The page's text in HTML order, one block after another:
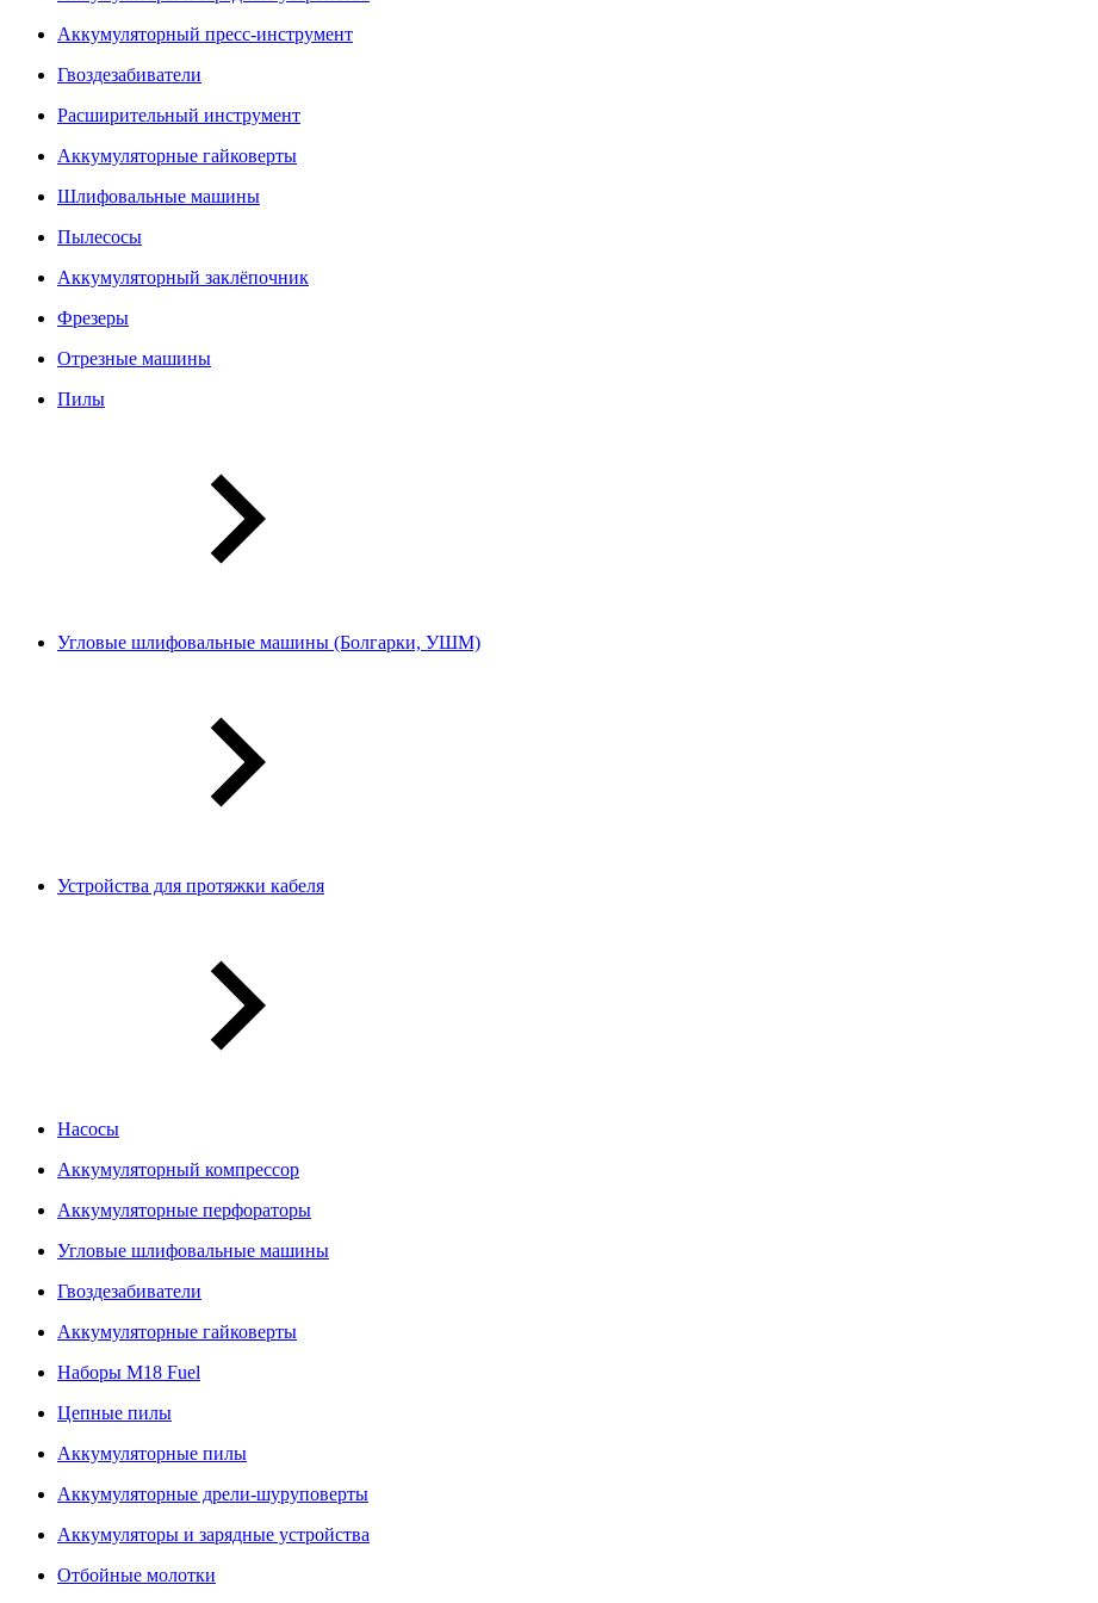
Аккумуляторный пресс-инструмент
Гвоздезабиватели
Расширительный инструмент
Аккумуляторные гайковерты
Шлифовальные машины
Пылесосы
Аккумуляторный заклёпочник
Фрезеры
Отрезные машины
Пилы
Угловые шлифовальные машины (Болгарки, УШМ)
Устройства для протяжки кабеля
Насосы
Аккумуляторный компрессор
Аккумуляторные перфораторы
Угловые шлифовальные машины
Гвоздезабиватели
Аккумуляторные гайковерты
Наборы M18 Fuel
Цепные пилы
Аккумуляторные пилы
Аккумуляторные дрели-шуруповерты
Аккумуляторы и зарядные устройства
Отбойные молотки